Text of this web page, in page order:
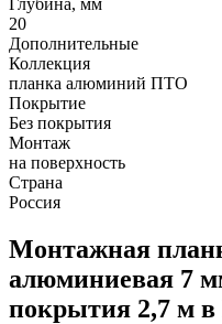
20
Дополнительные
Коллекция
планка алюминий ПТО
Покрытие
Без покрытия
Монтаж
на поверхность
Страна
Россия
Монтажная
алюминиевая 7
покрытия 2,7 м